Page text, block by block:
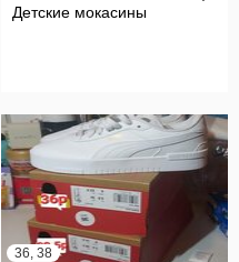
Детские мокасины
36, 38